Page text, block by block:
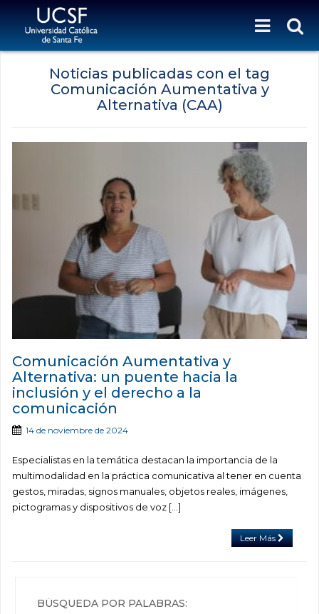
Noticias publicadas con el tag
Comunicación Aumentativa y
Alternativa (CAA)
Comunicación Aumentativa y
Alternativa: un puente hacia la
inclusión y el derecho a la
comunicación
14 de noviembre de 2024
Especialistas en la temática destacan la importancia de la
multimodalidad en la práctica comunicativa al tener en cuenta
gestos, miradas, signos manuales, objetos reales, imágenes,
pictogramas y dispositivos de voz […]
Leer Más
BÚSQUEDA POR PALABRAS: